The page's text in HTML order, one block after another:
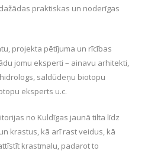
praktiskas un noderīgas
projekta pētījuma un rīcības
jomu eksperti – ainavu arhitekti,
saldūdeņu biotopu
eksperts u.c.
no Kuldīgas jaunā tilta līdz
krastus, kā arī rast veidus, kā
krastmalu, padarot to